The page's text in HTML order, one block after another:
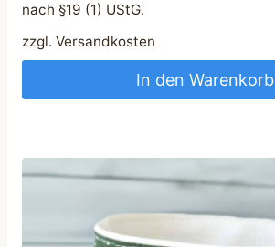
nach §19 (1) UStG.
zzgl. Versandkosten
In den Warenkorb